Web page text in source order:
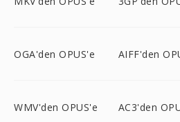
OGA'den OPUS'e AIFF'den
WMV'den OPUS'e AC3'den